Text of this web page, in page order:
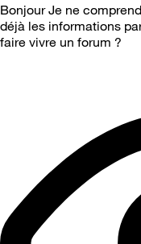
Bonjour Je ne
déjà les informations
faire vivre un forum ?